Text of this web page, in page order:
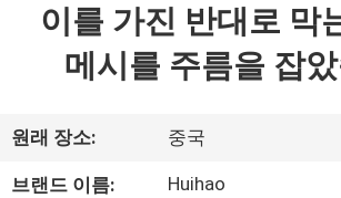
우
Reserved.이를 가진 반대로 막
메시를 주름을 잡
원래 장소: 중국
브랜드 이름: Huihao